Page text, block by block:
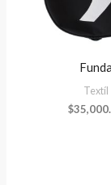
Funda
Textíl
$